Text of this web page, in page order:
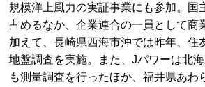
規模洋上風力の実証事業にも参加。国
占めるなか、企業連合の一員として商
加えて、長崎県西海市沖では昨年、住
地盤調査を実施。また、Jパワーは北
も測量調査を行ったほか、福井県あわ